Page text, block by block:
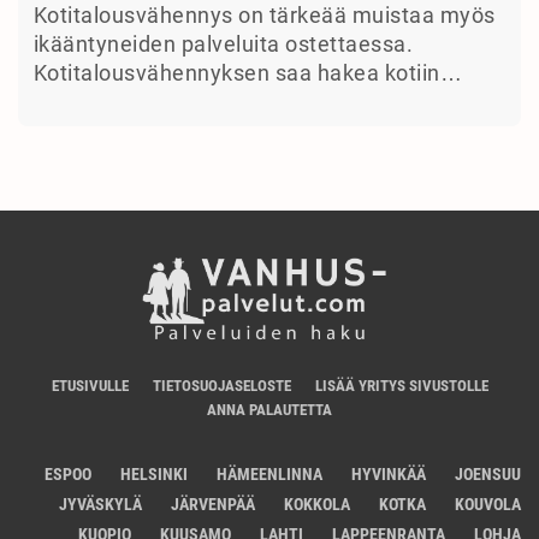
Kotitalousvähennys on tärkeää muistaa myös
ikääntyneiden palveluita ostettaessa.
Kotitalousvähennyksen saa hakea kotiin…
ETUSIVULLE TIETOSUOJASELOSTE
LISÄÄ YRITYS SIVUSTOLLE
ANNA PALAUTETTA
ESPOO HELSINKI HÄMEENLINNA HYVINKÄÄ
JOENSUU
JYVÄSKYLÄ
JÄRVENPÄÄ KOKKOLA KOTKA
KOUVOLA
KUOPIO
KUUSAMO LAHTI LAPPEENRANTA LOHJA